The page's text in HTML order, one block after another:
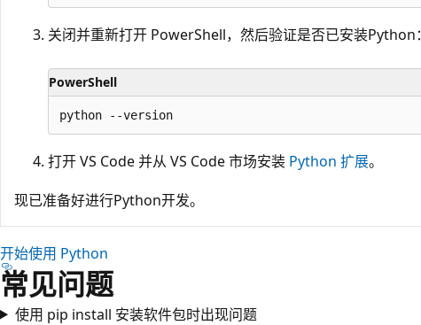
关闭并重新打开 PowerShell，然后验证是否已安装Python：
PowerShell
打开 VS Code 并从 VS Code 市场安装 Python 扩展。
现已准备好进行Python开发。
开始使用 Python
常见问题
使用 pip install 安装软件包时出现问题